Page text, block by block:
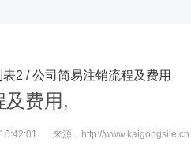
表2 / 公司简易注销流程及费用
及费用,
来源：http://www.kaigongsile.cn